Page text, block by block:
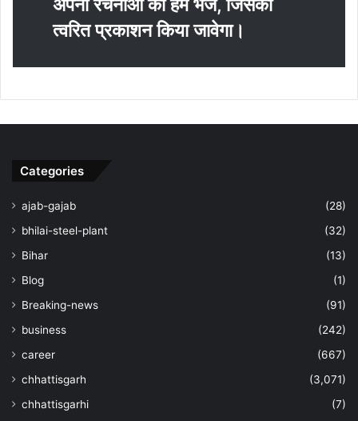
अपनी रचनाओं को हमें भेजें, जिसका
त्‍वरित प्रकाशन किया जावेगा।
Categories
ajab-gajab
(28)
bhilai-steel-plant
(32)
Bihar
(13)
Blog
(1)
Breaking-news
(91)
business
(242)
career
(667)
chhattisgarh
(3,071)
chhattisgarhi
(7)